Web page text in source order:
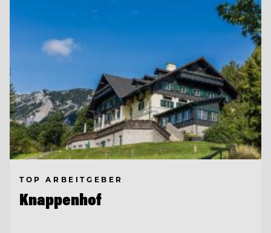
TOP ARBEITGEBER
Knappenhof